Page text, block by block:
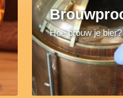
Hoe brouw je bier?